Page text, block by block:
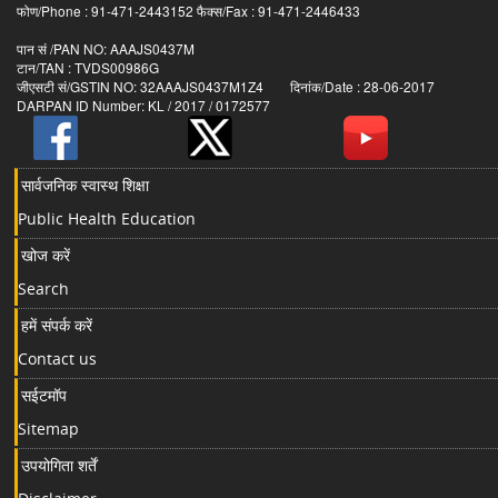
फोण/Phone : 91-471-2443152 फैक्स/Fax : 91-471-2446433
पान सं /PAN NO: AAAJS0437M
टान/TAN : TVDS00986G
जीएसटी सं/GSTIN NO: 32AAAJS0437M1Z4 दिनांक/Date : 28-06-2017
DARPAN ID Number: KL / 2017 / 0172577
सार्वजनिक स्वास्थ शिक्षा
Public Health Education
खोज करें
Search
हमें संपर्क करें
Contact us
सईटमॉप
Sitemap
उपयोगिता शर्तें